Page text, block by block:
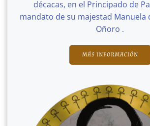
décacas, en el Principado de
mandato de su majestad Manuela
Oñoro .
MÁS INFORMACIÓN